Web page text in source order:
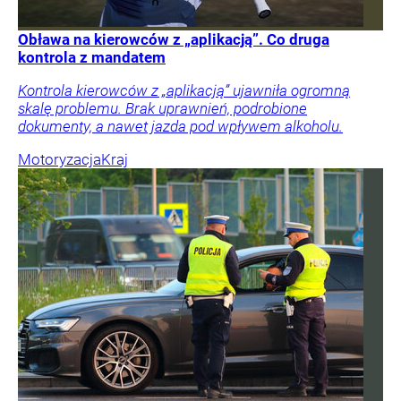
Obława na kierowców z „aplikacją”. Co druga
kontrola z mandatem
Kontrola kierowców z „aplikacją” ujawniła ogromną
skalę problemu. Brak uprawnień, podrobione
dokumenty, a nawet jazda pod wpływem alkoholu.
MotoryzacjaKraj